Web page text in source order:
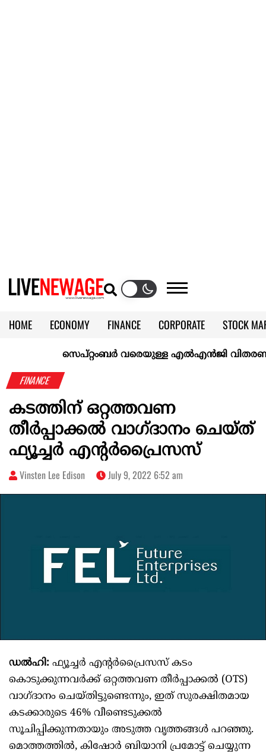
HOME ECONOMY FINANCE CORPORATE
STOCK
KERALA @70
സെപ്റ്റംബർ വരെയുള്ള എൽഎൻജി വിതരണം
FINANCE
കടത്തിന് ഒറ്റത്തവണ
തീർപ്പാക്കൽ വാഗ്ദാനം ചെയ്ത്
ഫ്യൂച്ചർ എന്റർപ്രൈസസ്
Vinsten Lee Edison July 9, 2022 6:52 am
ഡൽഹി: ഫ്യൂച്ചർ എന്റർപ്രൈസസ് കടം
കൊടുക്കുന്നവർക്ക് ഒറ്റത്തവണ തീർപ്പാക്കൽ (OTS)
വാഗ്ദാനം ചെയ്തിട്ടുണ്ടെന്നും, ഇത് സുരക്ഷിതമായ
കടക്കാരുടെ 46% വീണ്ടെടുക്കൽ
സൂചിപ്പിക്കുന്നതായും അടുത്ത വൃത്തങ്ങൾ പറഞ്ഞു.
മൊത്തത്തിൽ, കിഷോർ ബിയാനി പ്രമോട്ട് ചെയ്യുന്ന